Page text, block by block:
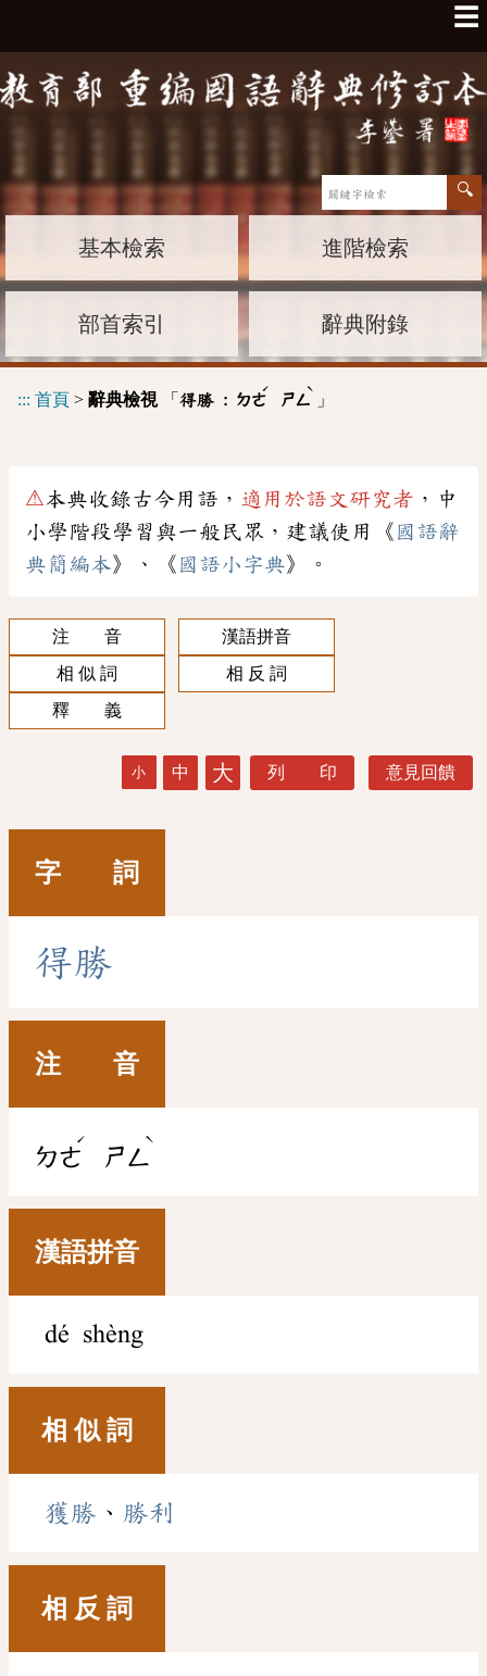
☰
基本檢索 進階檢索
部首索引 辭典附錄
::: 首頁 > 辭典檢視「 得勝 : ㄉㄜ
ˊ
ㄕㄥ
ˋ
」
⚠本典收錄古今用語， 適用於語文研究者 ，中
小學階段學習與一般民眾，建議使用《 國語辭
典簡編本》、《 國語小字典》。
注 音
漢語拼音
相 似 詞
相 反 詞
釋 義
小 中 大 列 印 意見回饋
字 詞
得勝
注 音
ㄉㄜ
ˊ
ㄕㄥ
ˋ
漢語拼音
dé shèng
相 似 詞
獲勝 、 勝利
相 反 詞